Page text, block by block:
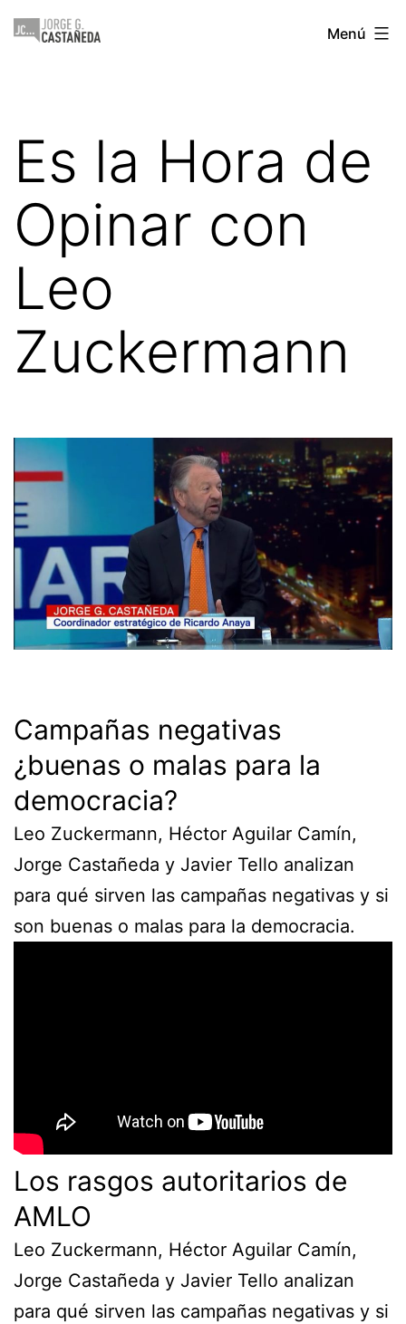
Saltar
Jorge
Menú
Es la Hora de
Opinar con
Leo
Zuckermann
Campañas negativas
¿buenas o malas para la
democracia?
Leo Zuckermann, Héctor Aguilar Camín,
Jorge Castañeda y Javier Tello analizan
para qué sirven las campañas negativas y si
son buenas o malas para la democracia.
Los rasgos autoritarios de
AMLO
Leo Zuckermann, Héctor Aguilar Camín,
Jorge Castañeda y Javier Tello analizan
para qué sirven las campañas negativas y si